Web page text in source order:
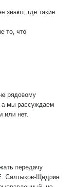
знают, где такие
то, что
рядовому
а мы рассуждаем
или нет.
передачу
Салтыков-Щедрин